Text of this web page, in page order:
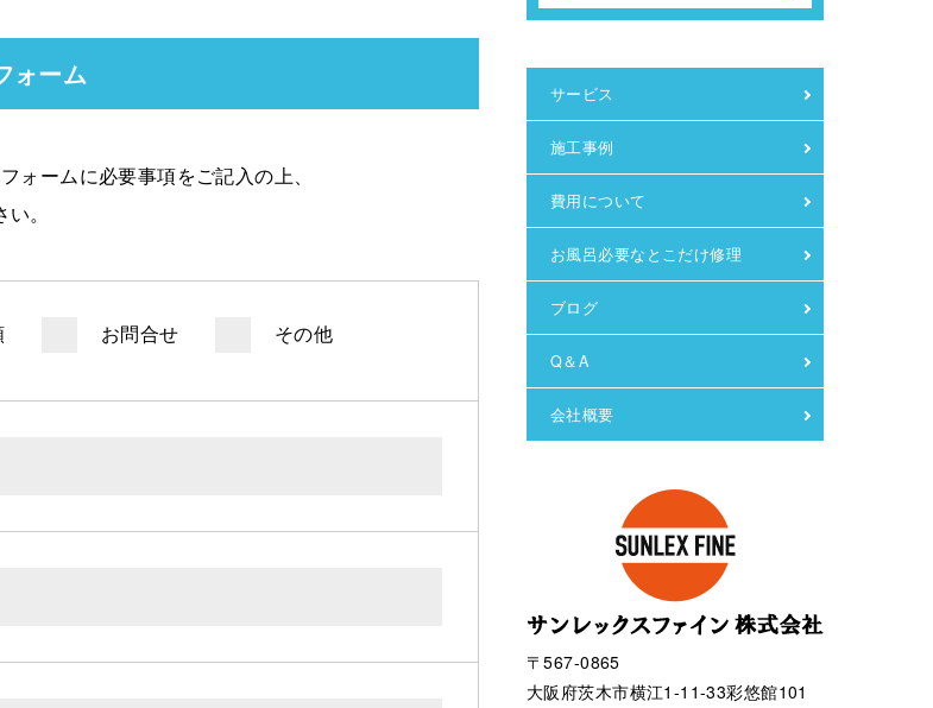
ォーム
ォームに必要事項をご記入の上、
。
お問合せ その他
サービス
施工事例
費用について
お風呂必要なとこだけ修理
ブログ
Q＆A
会社概要
〒567-0865
大阪府茨木市横江1-11-33彩悠館101